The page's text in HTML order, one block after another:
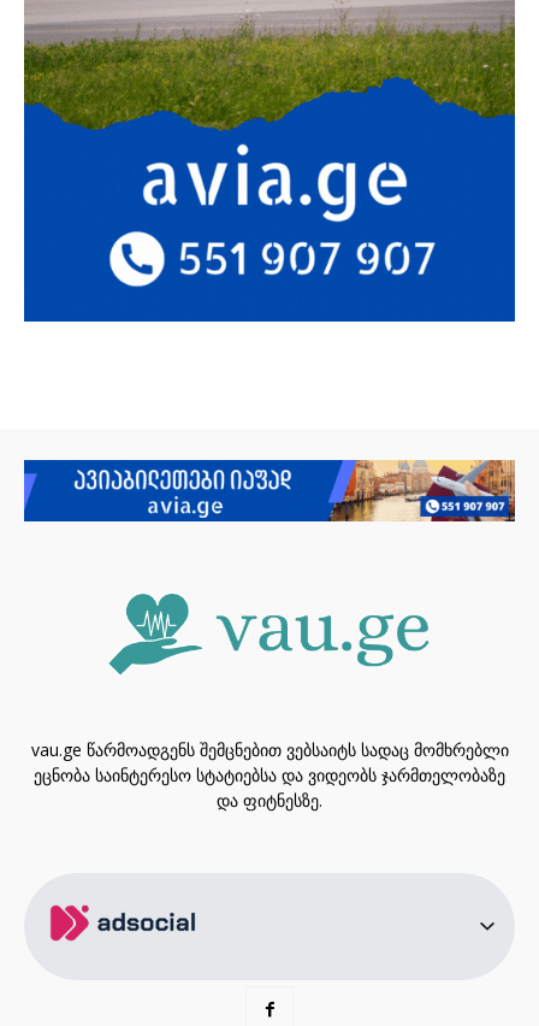
vau.ge წარმოადგენს შემცნებით ვებსაიტს სადაც მომხრებლი
ეცნობა საინტერესო სტატიებსა და ვიდეობს ჯარმთელობაზე
და ფიტნესზე.